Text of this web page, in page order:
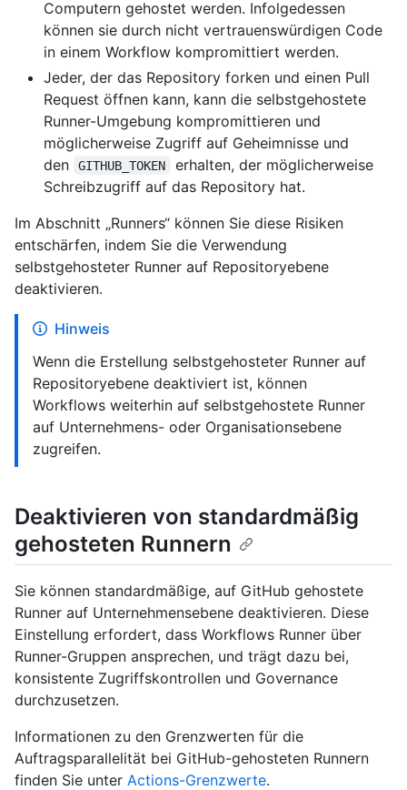
Computern gehostet werden. Infolgedessen
können sie durch nicht vertrauenswürdigen Code
in einem Workflow kompromittiert werden.
Jeder, der das Repository forken und einen Pull
Request öffnen kann, kann die selbstgehostete
Runner-Umgebung kompromittieren und
möglicherweise Zugriff auf Geheimnisse und
den
GITHUB_TOKEN
erhalten, der möglicherweise
Schreibzugriff auf das Repository hat.
Im Abschnitt „Runners“ können Sie diese Risiken
entschärfen, indem Sie die Verwendung
selbstgehosteter Runner auf Repositoryebene
deaktivieren.
Hinweis
Wenn die Erstellung selbstgehosteter Runner auf
Repositoryebene deaktiviert ist, können
Workflows weiterhin auf selbstgehostete Runner
auf Unternehmens- oder Organisationsebene
zugreifen.
Deaktivieren von standardmäßig
gehosteten Runnern
Sie können standardmäßige, auf GitHub gehostete
Runner auf Unternehmensebene deaktivieren. Diese
Einstellung erfordert, dass Workflows Runner über
Runner-Gruppen ansprechen, und trägt dazu bei,
konsistente Zugriffskontrollen und Governance
durchzusetzen.
Informationen zu den Grenzwerten für die
Auftragsparallelität bei GitHub-gehosteten Runnern
finden Sie unter Actions-Grenzwerte.